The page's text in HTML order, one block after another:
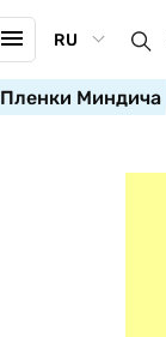
RU
Пленки Миндича